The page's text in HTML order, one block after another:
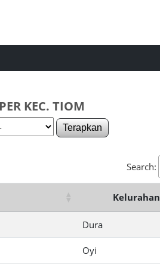
KEC. TIOM
Terapkan
Search:
Kelurahan
Dura
Oyi